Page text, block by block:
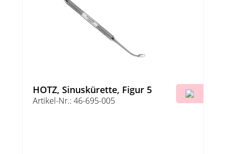
HOTZ, Sinuskürette, Figur 5
Artikel-Nr.: 46-695-005